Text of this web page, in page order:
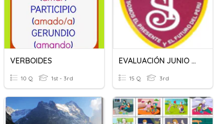
VERBOIDES
10 Q 1st - 3rd
EVALUACIÓN JUNIO TERCER AÑO
15 Q 3rd